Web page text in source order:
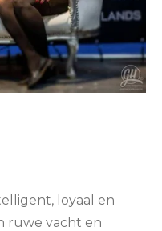
loyaal en
ruwe vacht en